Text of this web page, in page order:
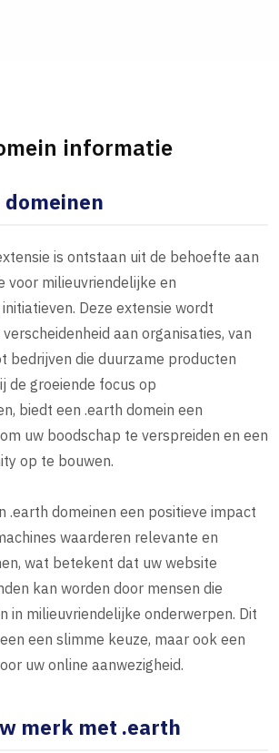
informatie
domeinen
is ontstaan uit de behoefte aan
voor milieuvriendelijke en
Deze extensie wordt
aan organisaties, van
bedrijven die duurzame producten
de groeiende focus op
biedt een .earth domein een
uw boodschap te verspreiden en een
op te bouwen.
.earth domeinen een positieve impact
waarderen relevante en
wat betekent dat uw website
kan worden door mensen die
in milieuvriendelijke onderwerpen. Dit
een slimme keuze, maar ook een
uw online aanwezigheid.
merk met .earth